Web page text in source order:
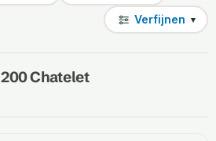
Verfijnen ▾
Chatelet